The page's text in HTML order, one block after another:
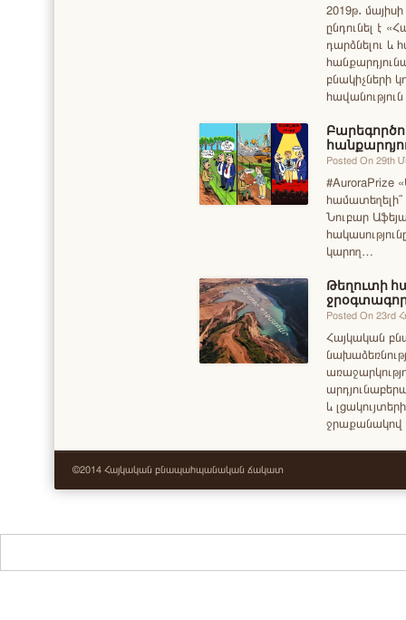
2019թ․
ընդունել է
դարձնելու և
բնակիչների
Posted On 29th
#AuroraPrize
Նուբար
կարող…
Թեղուտի
Posted On 23rd
Հայկական
և
ջրաքանակով
©2014 Հայկական բնապահպանական ճակատ